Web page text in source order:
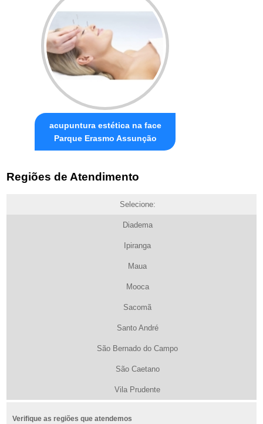
acupuntura estética na face
Parque Erasmo Assunção
Regiões de Atendimento
Selecione:
Diadema
Ipiranga
Maua
Mooca
Sacomã
Santo André
São Bernado do Campo
São Caetano
Vila Prudente
Verifique as regiões que atendemos